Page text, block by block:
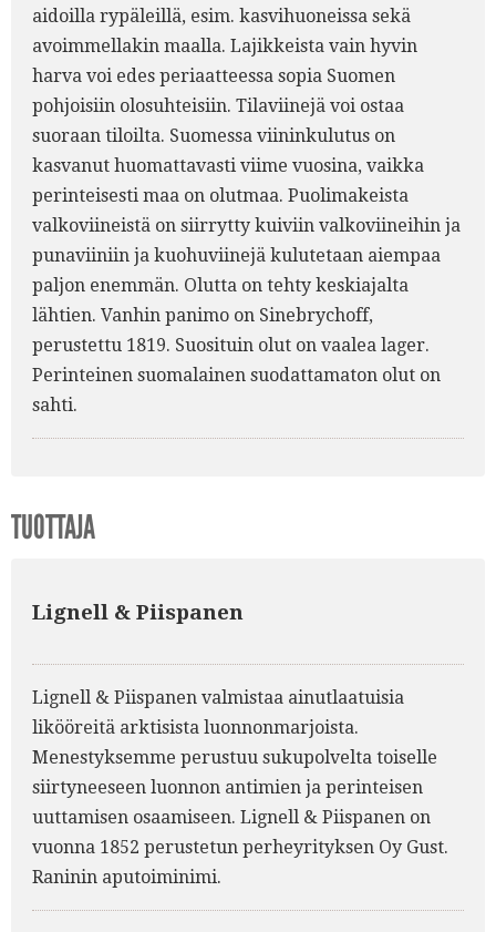
aidoilla rypäleillä, esim. kasvihuoneissa sekä
avoimmellakin maalla. Lajikkeista vain hyvin
harva voi edes periaatteessa sopia Suomen
pohjoisiin olosuhteisiin. Tilaviinejä voi ostaa
suoraan tiloilta. Suomessa viininkulutus on
kasvanut huomattavasti viime vuosina, vaikka
perinteisesti maa on olutmaa. Puolimakeista
valkoviineistä on siirrytty kuiviin valkoviineihin ja
punaviiniin ja kuohuviinejä kulutetaan aiempaa
paljon enemmän. Olutta on tehty keskiajalta
lähtien. Vanhin panimo on Sinebrychoff,
perustettu 1819. Suosituin olut on vaalea lager.
Perinteinen suomalainen suodattamaton olut on
sahti.
TUOTTAJA
Lignell & Piispanen
Lignell & Piispanen valmistaa ainutlaatuisia
likööreitä arktisista luonnonmarjoista.
Menestyksemme perustuu sukupolvelta toiselle
siirtyneeseen luonnon antimien ja perinteisen
uuttamisen osaamiseen. Lignell & Piispanen on
vuonna 1852 perustetun perheyrityksen Oy Gust.
Raninin aputoiminimi.